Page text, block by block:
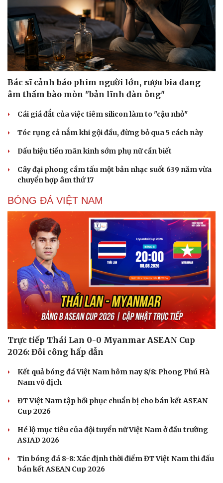
Sức khỏe
Dinh dưỡng - món ngon
Cây thuốc
Sản phụ khoa
Nhi khoa
Nam khoa
Làm đẹp - giảm cân
Ăn sạch sống khỏe
Đời sống
Nhà đẹp
Blog
Tình yêu - Gia đình
Bác sĩ cảnh báo phim người lớn, rượu bia đang
âm thầm bào mòn "bản lĩnh đàn ông"
Cái giá đắt của việc tiêm silicon làm to "cậu nhỏ"
Tóc rụng cả nắm khi gội đầu, đừng bỏ qua 5 cách này
Dấu hiệu tiền mãn kinh sớm phụ nữ cần biết
Cây đại phong cầm tấu một bản nhạc suốt 639 năm vừa
chuyển hợp âm thứ 17
BÓNG ĐÁ VIỆT NAM
Trực tiếp Thái Lan 0-0 Myanmar ASEAN Cup
2026: Đôi công hấp dẫn
Kết quả bóng đá Việt Nam hôm nay 8/8: Phong Phú Hà
Nam vô địch
ĐT Việt Nam tập hồi phục chuẩn bị cho bán kết ASEAN
Cup 2026
Hé lộ mục tiêu của đội tuyển nữ Việt Nam ở đấu trường
ASIAD 2026
Tin bóng đá 8-8: Xác định thời điểm ĐT Việt Nam thi đấu
bán kết ASEAN Cup 2026